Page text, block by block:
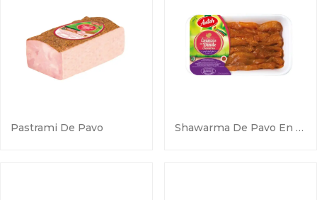
Pastrami De Pavo Shawarma De Pavo En Tiras